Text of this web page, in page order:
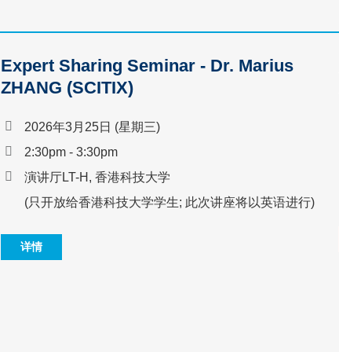
Expert Sharing Seminar - Dr. Marius
ZHANG (SCITIX)
2026年3月25日 (星期三)
2:30pm - 3:30pm
演讲厅LT-H, 香港科技大学
(只开放给香港科技大学学生; 此次讲座将以英语进行)
详情